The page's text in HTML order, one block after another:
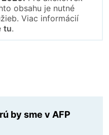
obsahu je nutné
Viac informácií
tu.
by sme v AFP